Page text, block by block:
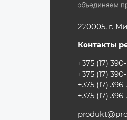
220005, г.
Контакты
+375 (17)
+375 (17)
+375 (17) 396-
+375 (17)